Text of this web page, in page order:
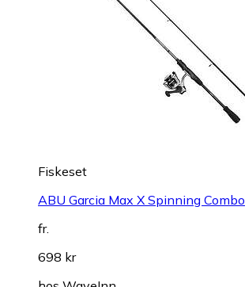
Fiskeset
ABU Garcia Max X Spinning Combo
fr.
698 kr